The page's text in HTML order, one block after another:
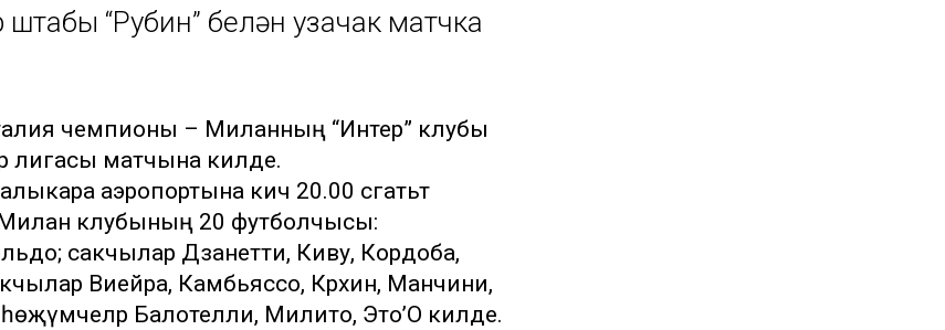
“Рубин” белән узачак матчка
чемпионы – Миланның “Интер” клубы
лигасы матчына килде.
аэропортына кичә 20.00 сәгатьтә
клубының 20 футболчысы:
сакчылар Дзанетти, Киву, Кордоба,
Виейра, Камбьяссо, Крхин, Манчини,
Балотелли, Милито, Это’О килде.